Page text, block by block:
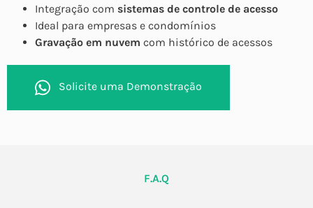
Integração com sistemas de controle de acesso
Ideal para empresas e condomínios
Gravação em nuvem com histórico de acessos
Solicite uma Demonstração
F.A.Q